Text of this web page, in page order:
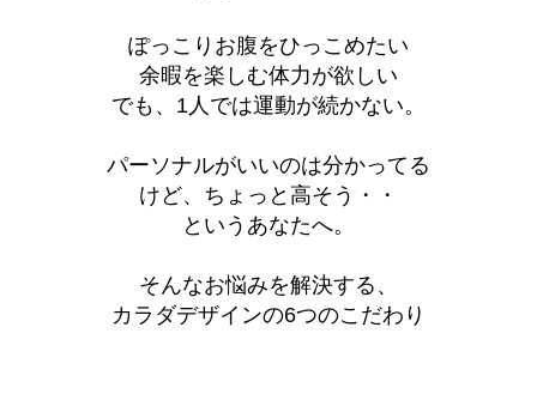
ぽっこりお腹をひっこめたい
余暇を楽しむ体力が欲しい
でも、1人では運動が続かない。
パーソナルがいいのは分かってる
けど、ちょっと高そう・・
というあなたへ。
そんなお悩みを解決する、
カラダデザインの6つのこだわり